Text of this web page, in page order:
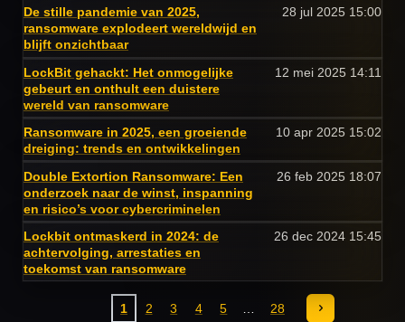
De stille pandemie van 2025,
ransomware explodeert wereldwijd en
blijft onzichtbaar
28 jul 2025 15:00
LockBit gehackt: Het onmogelijke
gebeurt en onthult een duistere
wereld van ransomware
12 mei 2025 14:11
Ransomware in 2025, een groeiende
dreiging: trends en ontwikkelingen
10 apr 2025 15:02
Double Extortion Ransomware: Een
onderzoek naar de winst, inspanning
en risico’s voor cybercriminelen
26 feb 2025 18:07
Lockbit ontmaskerd in 2024: de
achtervolging, arrestaties en
toekomst van ransomware
26 dec 2024 15:45
1 2 3 4 5 28